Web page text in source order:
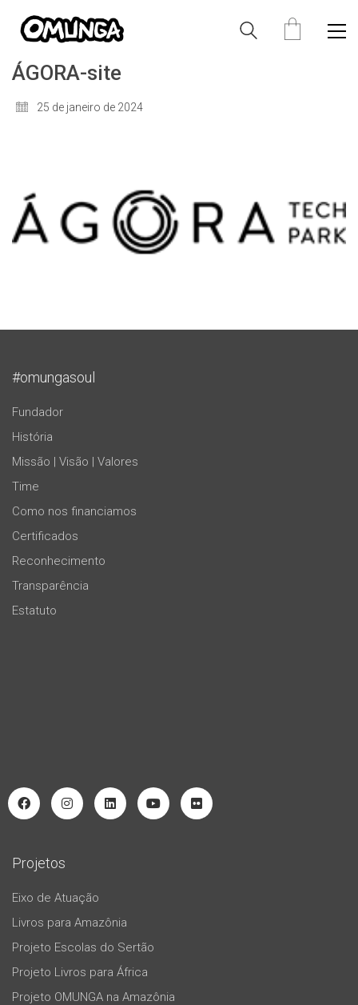
ÁGORA-site
25 de janeiro de 2024
#omungasoul
Fundador
História
Missão | Visão | Valores
Time
Como nos financiamos
Certificados
Reconhecimento
Transparência
Estatuto
Projetos
Eixo de Atuação
Livros para Amazônia
Projeto Escolas do Sertão
Projeto Livros para África
Projeto OMUNGA na Amazônia